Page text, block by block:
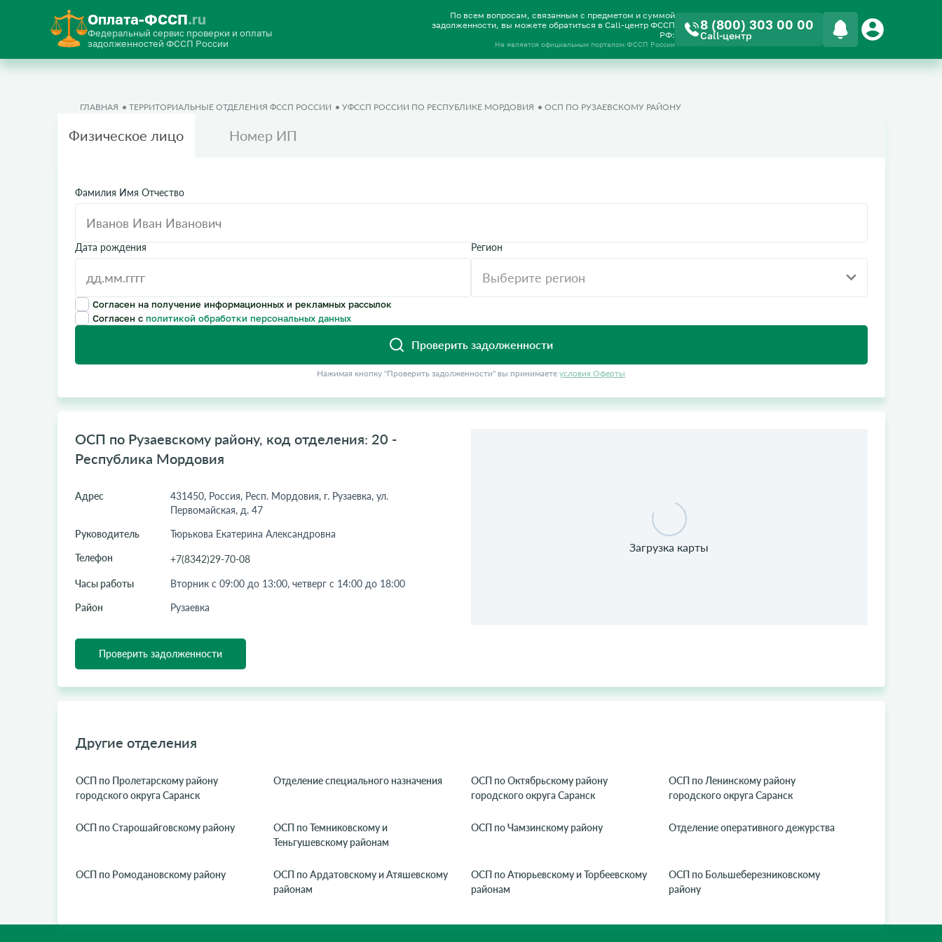
Оплата-ФССП.ru
Федеральный сервис проверки и оплаты
задолженностей ФССП России
По всем вопросам, связанным с предметом и суммой
задолженности, вы можете обратиться в Call-центр ФССП
РФ:
Не является официальным порталом ФССП России
8 (800) 303 00 00
Call-центр
ГЛАВНАЯ ТЕРРИТОРИАЛЬНЫЕ ОТДЕЛЕНИЯ ФССП РОССИИ УФССП РОССИИ ПО РЕСПУБЛИКЕ МОРДОВИЯ ОСП ПО РУЗАЕВСКОМУ РАЙОНУ
Физическое лицо Номер ИП
Фамилия Имя Отчество
Дата рождения Регион
Согласен на получение информационных и рекламных рассылок
Согласен с политикой обработки персональных данных
Проверить задолженности
Нажимая кнопку "Проверить задолженности" вы принимаете условия Оферты
ОСП по Рузаевскому району, код отделения: 20 -
Республика Мордовия
Адрес
431450, Россия, Респ. Мордовия, г. Рузаевка, ул.
Первомайская, д. 47
Руководитель
Тюрькова Екатерина Александровна
Телефон
+7(8342)29-70-08
Часы работы
Вторник с 09:00 до 13:00, четверг с 14:00 до 18:00
Район
Рузаевка
Проверить задолженности
Другие отделения
ОСП по Пролетарскому району
городского округа Саранск
Отделение специального назначения
ОСП по Октябрьскому району
городского округа Саранск
ОСП по Ленинскому району
городского округа Саранск
ОСП по Старошайговскому району
ОСП по Темниковскому и
Теньгушевскому районам
ОСП по Чамзинскому району Отделение оперативного дежурства
ОСП по Ромодановскому району
ОСП по Ардатовскому и Атяшевскому
районам
ОСП по Атюрьевскому и Торбеевскому
районам
ОСП по Большеберезниковскому
району